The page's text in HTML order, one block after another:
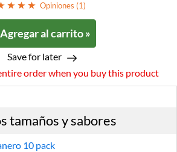
Opiniones (1)
Agregar al carrito »
Save for later
order when you buy this product
tamaños y sabores
10 pack